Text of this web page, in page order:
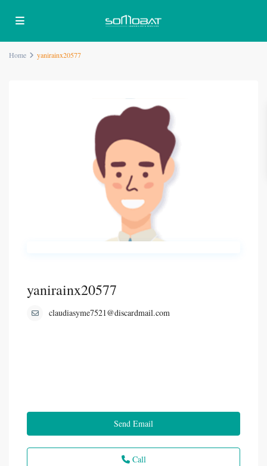
Home yanirainx20577
yanirainx20577
claudiasyme7521@discardmail.com
Send Email
Call